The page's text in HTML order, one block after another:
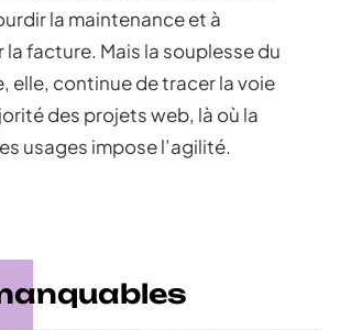
la maintenance et à
la facture. Mais la souplesse du
elle, continue de tracer la voie
des projets web, là où la
usages impose l’agilité.